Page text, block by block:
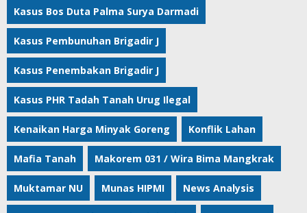
Kasus Bos Duta Palma Surya Darmadi
Kasus Pembunuhan Brigadir J
Kasus Penembakan Brigadir J
Kasus PHR Tadah Tanah Urug Ilegal
Kenaikan Harga Minyak Goreng Konflik Lahan
Mafia Tanah Makorem 031 / Wira Bima Mangkrak
Muktamar NU Munas HIPMI News Analysis